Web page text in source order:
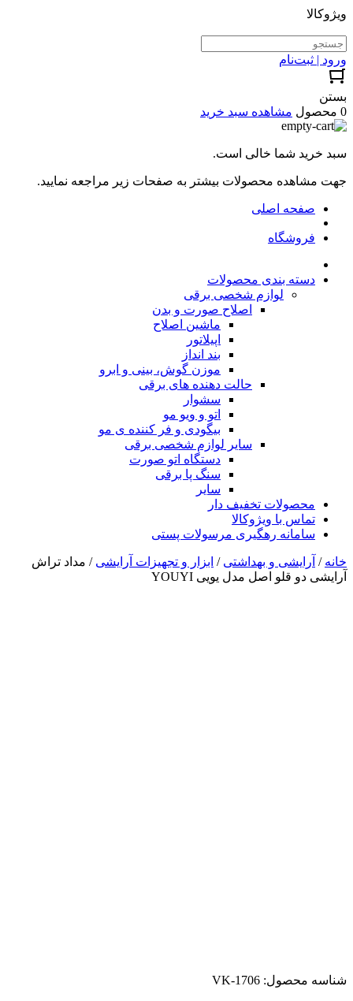
ویژوکالا
ورود | ثبت‌نام
بستن
0 محصول
مشاهده سبد خرید
سبد خرید شما خالی است.
جهت مشاهده محصولات بیشتر به صفحات زیر مراجعه نمایید.
صفحه اصلی
فروشگاه
دسته بندی محصولات
لوازم شخصی برقی
اصلاح صورت و بدن
ماشین اصلاح
اپیلاتور
بند انداز
موزن گوش، بینی و ابرو
حالت دهنده های برقی
سشوار
اتو و ویو مو
بیگودی و فر کننده ی مو
سایر لوازم شخصی برقی
دستگاه اتو صورت
سنگ پا برقی
سایر
محصولات تخفیف دار
تماس با ویژوکالا
سامانه رهگیری مرسولات پستی
خانه / آرایشی و بهداشتی / ابزار و تجهیزات آرایشی / مداد تراش
آرایشی دو قلو اصل مدل یویی YOUYI
شناسه محصول: VK-1706